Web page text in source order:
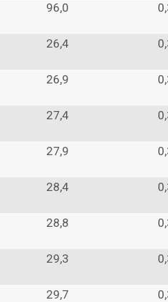
96,0
26,4
26,9
27,4
27,9
28,4
28,8
29,3
29,7